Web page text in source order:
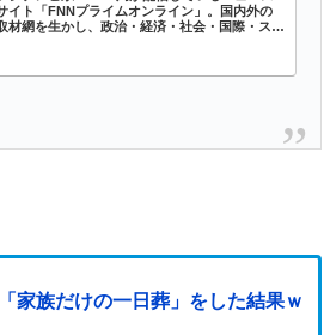
イト「FNNプライムオンライン」。国内外の
材網を生かし、政治・経済・社会・国際・スポ
家族だけの一日葬」をした結果ｗ